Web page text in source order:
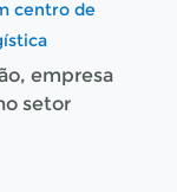
da NASA
de